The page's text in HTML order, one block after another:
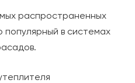
распространенных
популярный в системах